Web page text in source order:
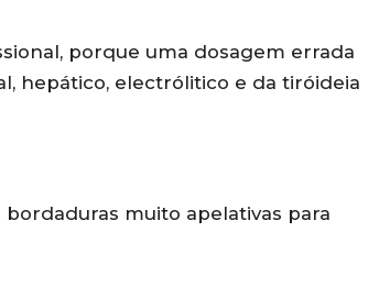
porque uma dosagem errada
hepático, electrólitico e da tiróideia
muito apelativas para